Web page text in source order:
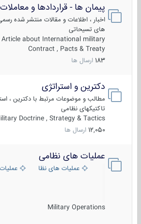
پیمان ها - قراردادها و معاملات
اخبار ، اطلاعات و مقالات منتشر شده رسمی
های تسیحاتی
Article about International military
Contract , Pacts & Treaty
183 ارسال ها
دکترین و استراتژی
مطالب و موضوعات مرتبط با دکترین ،
تاکتیکهای نظامی
Military Doctrine , Strategy & Tactics
12,050 ارسال ها
عملیات های نظامی
عملیات های نظامی ایرانعملیات
Military Operations